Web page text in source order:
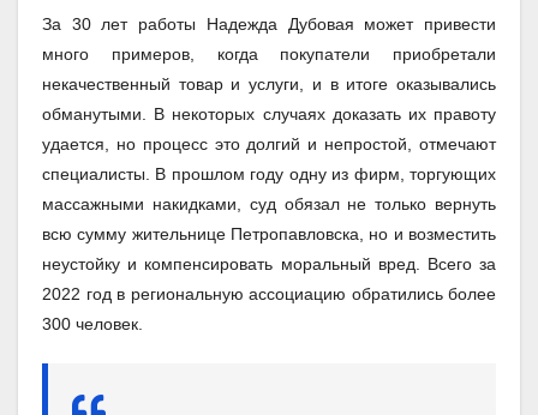
За 30 лет работы Надежда Дубовая может привести
много примеров, когда покупатели приобретали
некачественный товар и услуги, и в итоге оказывались
обманутыми. В некоторых случаях доказать их правоту
удается, но процесс это долгий и непростой, отмечают
специалисты. В прошлом году одну из фирм, торгующих
массажными накидками, суд обязал не только вернуть
всю сумму жительнице Петропавловска, но и возместить
неустойку и компенсировать моральный вред. Всего за
2022 год в региональную ассоциацию обратились более
300 человек.